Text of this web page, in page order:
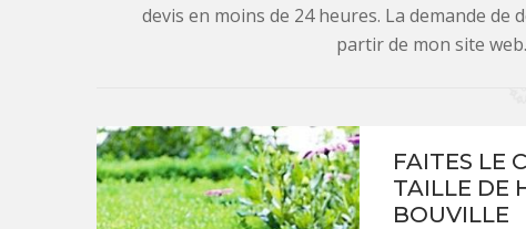
devis en moins de 24 heures. La demande
partir de mon site
FAITES LE
TAILLE DE
BOUVILLE